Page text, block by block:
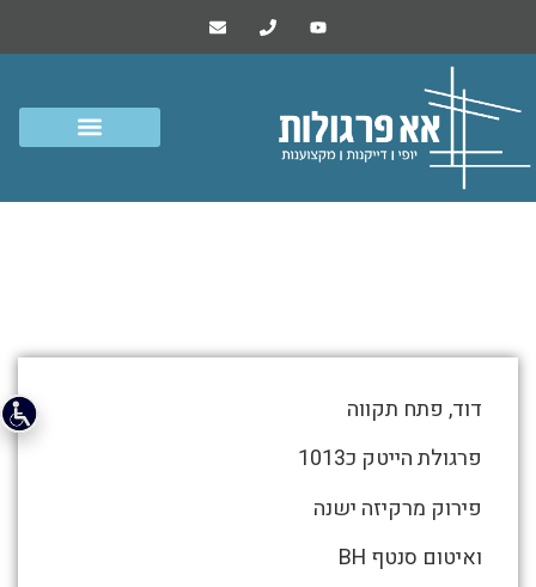
התמונות
מטה
מספרות
את
סיפור
פרגולת
דוד, פתח תקווה
פרגולת הייטק כ1013
פירוק מרקיזה ישנה
ואיטום סנטף BH